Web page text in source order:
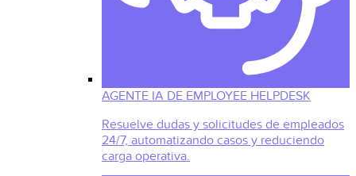
AGENTE IA DE EMPLOYEE HELPDESK
Resuelve dudas y solicitudes de empleados
24/7, automatizando casos y reduciendo
carga operativa.